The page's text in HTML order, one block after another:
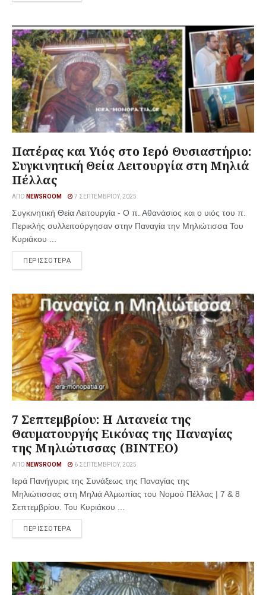
Πατέρας και Υιός στο Ιερό Θυσιαστήριο:
Συγκινητική Θεία Λειτουργία στη Μηλιά
Πέλλας
ΑΠΌ NEWSROOM 7 ΣΕΠΤΕΜΒΡΊΟΥ, 2025
Συγκινητική Θεία Λειτουργία - Ο π. Αθανάσιος και ο υιός του π.
Περικλής συλλειτούργησαν στην Παναγία την Μηλιώτισσα Του
Κυριάκου ...
ΠΕΡΙΣΣΟΤΕΡΑ
7 Σεπτεμβρίου: Η Λιτανεία της
Θαυματουργής Εικόνας της Παναγίας
της Μηλιώτισσας (ΒΙΝΤΕΟ)
ΑΠΌ NEWSROOM 6 ΣΕΠΤΕΜΒΡΊΟΥ, 2025
Ιερά Πανήγυρις της Συνάξεως της Παναγίας της
Μηλιώτισσας στη Μηλιά Αλμωπίας του Νομού Πέλλας | 7 & 8
Σεπτεμβρίου. Του Κυριάκου ...
ΠΕΡΙΣΣΟΤΕΡΑ